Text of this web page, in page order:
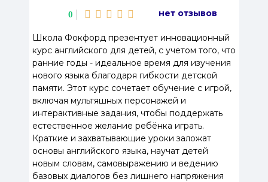
0 нет отзывов
Школа Фокфорд презентует инновационный
курс английского для детей, с учетом того, что
ранние годы - идеальное время для изучения
нового языка благодаря гибкости детской
памяти. Этот курс сочетает обучение с игрой,
включая мультяшных персонажей и
интерактивные задания, чтобы поддержать
естественное желание ребёнка играть.
Краткие и захватывающие уроки заложат
основы английского языка, научат детей
новым словам, самовыражению и ведению
базовых диалогов без лишнего напряжения